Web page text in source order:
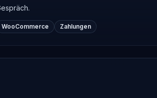
WooCommerce Zahlungen